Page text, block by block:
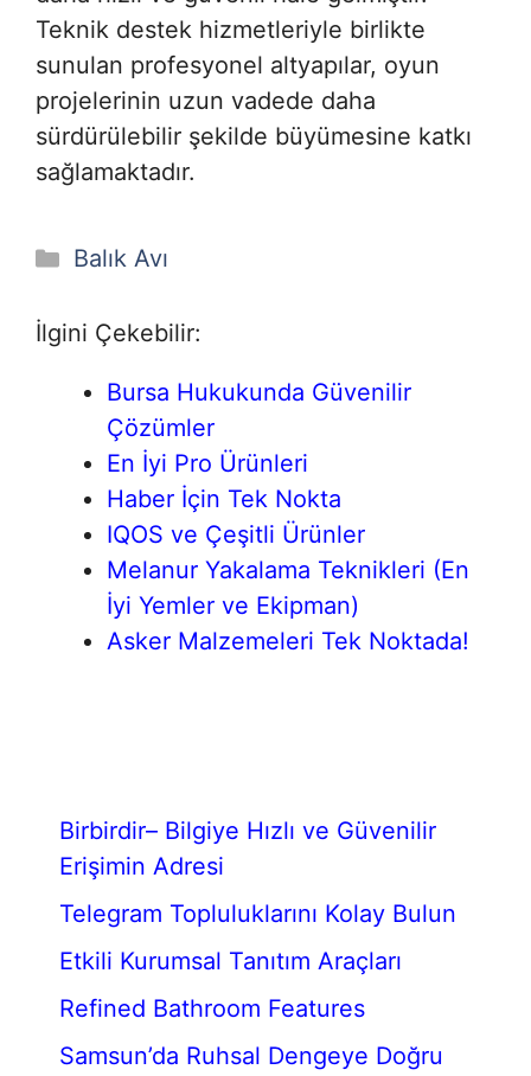
Teknik destek hizmetleriyle birlikte
sunulan profesyonel altyapılar, oyun
projelerinin uzun vadede daha
sürdürülebilir şekilde büyümesine katkı
sağlamaktadır.
Kategoriler
Balık Avı
İlgini Çekebilir:
Bursa Hukukunda Güvenilir
Çözümler
En İyi Pro Ürünleri
Haber İçin Tek Nokta
IQOS ve Çeşitli Ürünler
Melanur Yakalama Teknikleri (En
İyi Yemler ve Ekipman)
Asker Malzemeleri Tek Noktada!
Birbirdir– Bilgiye Hızlı ve Güvenilir
Erişimin Adresi
Telegram Topluluklarını Kolay Bulun
Etkili Kurumsal Tanıtım Araçları
Refined Bathroom Features
Samsun’da Ruhsal Dengeye Doğru